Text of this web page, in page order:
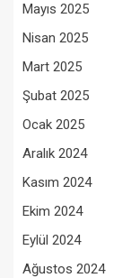
Mayıs 2025
Nisan 2025
Mart 2025
Şubat 2025
Ocak 2025
Aralık 2024
Kasım 2024
Ekim 2024
Eylül 2024
Ağustos 2024